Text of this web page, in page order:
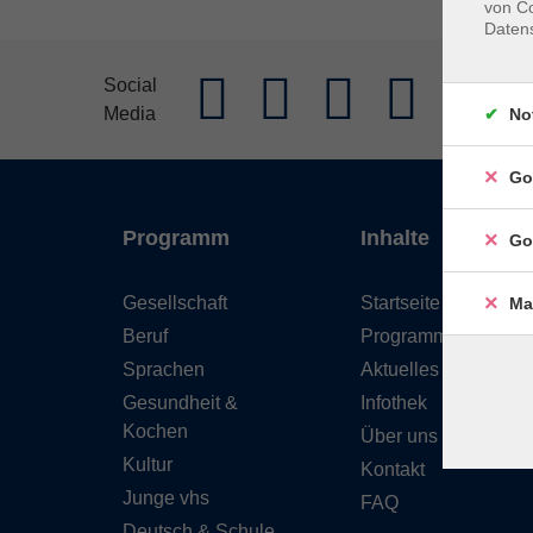
Social
Media
AGB
Programm
Gesellschaft
Beruf
Sprachen
Gesundheit &
Kochen
Kultur
Junge vhs
Inhalte
Startseite
Programm
Aktuelles
Infothek
Über uns
Kontakt
FAQ
von